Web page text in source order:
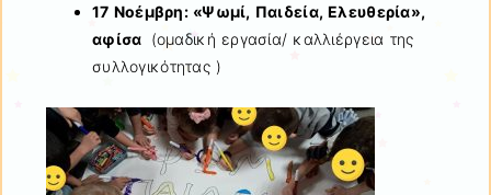
17 Νοέμβρη: «Ψωμί, Παιδεία, Ελευθερία»,
αφίσα (ομαδική εργασία/ καλλιέργεια της
συλλογικότητας )